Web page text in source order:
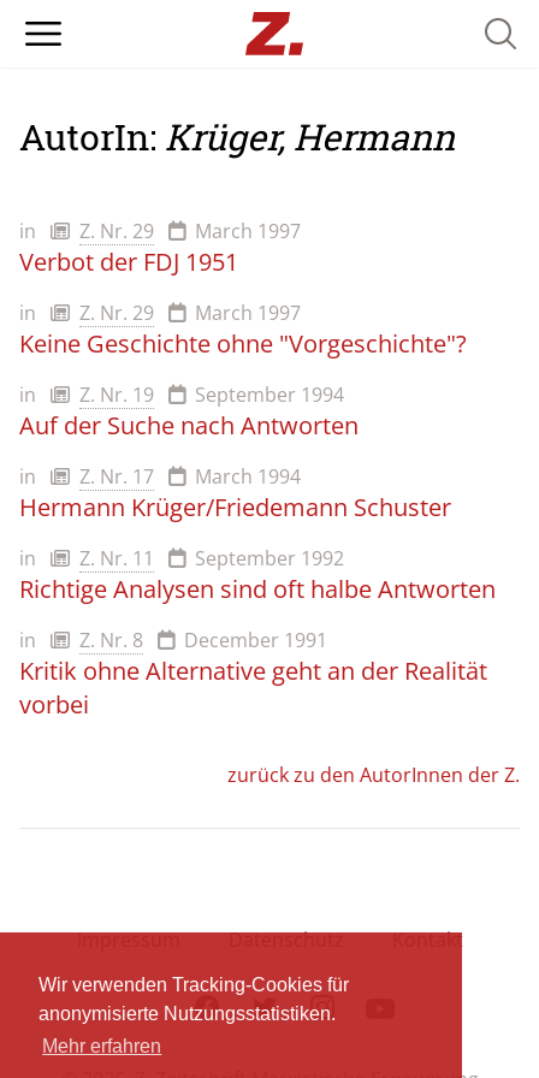
Wir verwenden Tracking-Cookies für
anonymisierte Nutzungsstatistiken.
Mehr erfahren
AutorIn: Krüger, Hermann
in Z. Nr. 29 March 1997
Verbot der FDJ 1951
in Z. Nr. 29 March 1997
Keine Geschichte ohne "Vorgeschichte"?
in Z. Nr. 19 September 1994
Auf der Suche nach Antworten
in Z. Nr. 17 March 1994
Hermann Krüger/Friedemann Schuster
in Z. Nr. 11 September 1992
Richtige Analysen sind oft halbe Antworten
in Z. Nr. 8 December 1991
Kritik ohne Alternative geht an der Realität
vorbei
zurück zu den AutorInnen der Z.
Impressum Datenschutz Kontakt
FacebookTwitterInstagram